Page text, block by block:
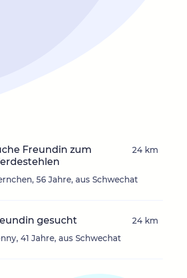
Freundin zum
56 Jahre, aus Schwechat
24 km
gesucht
41 Jahre, aus Schwechat
24 km